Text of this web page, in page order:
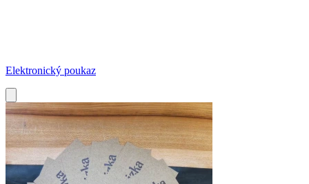
Elektronický poukaz